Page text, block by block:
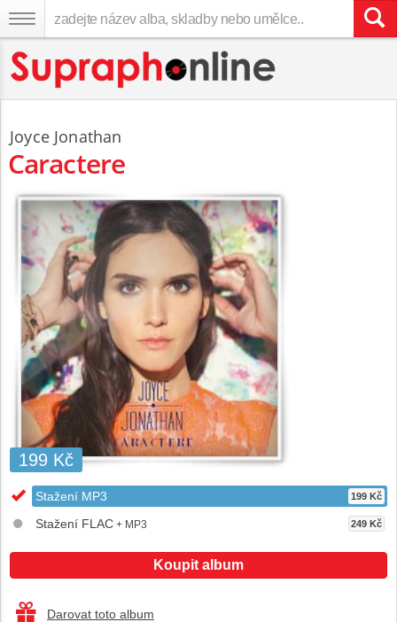
Joyce Jonathan
Caractere
199 Kč
Stažení MP3 199 Kč
Stažení FLAC + MP3 249 Kč
Koupit album
Darovat toto album